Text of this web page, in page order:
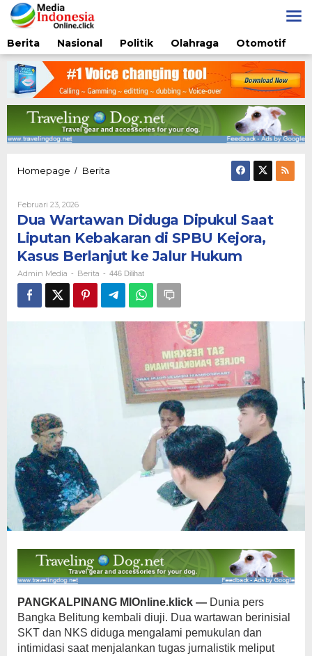
Lewati
ke
konten
Berita
Nasional Politik Olahraga Otomotif
Homepage / Berita
Saat
Liputan
Kebakaran
di
SPBU
Kejora,
Kasus
Berlanjut
ke
Jalur
Hukum
Februari 23, 2026Oleh
Media
Dua Wartawan Diduga Dipukul Saat
Liputan Kebakaran di SPBU Kejora,
Kasus Berlanjut ke Jalur Hukum
Admin Media - Berita - 446 Dilihat
PANGKALPINANG MIOnline.klick — Dunia pers
Bangka Belitung kembali diuji. Dua wartawan berinisial
SKT dan NKS diduga mengalami pemukulan dan
intimidasi saat menjalankan tugas jurnalistik meliput